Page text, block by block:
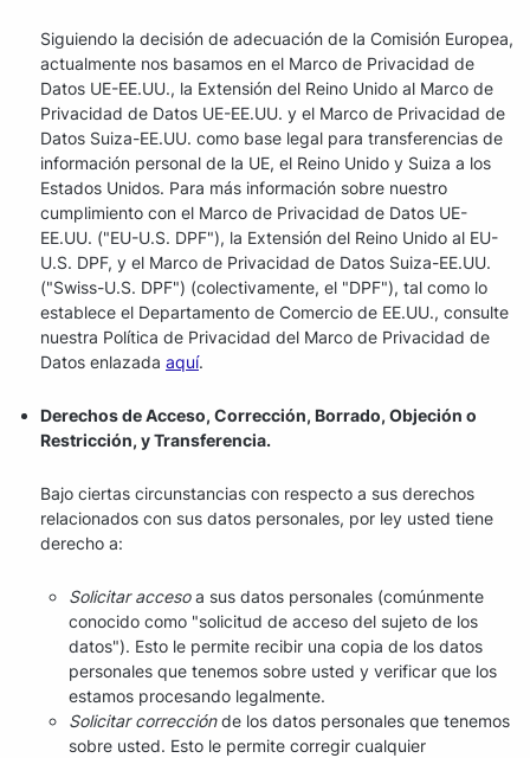
Siguiendo la decisión de adecuación de la Comisión Europea,
actualmente nos basamos en el Marco de Privacidad de
Datos UE-EE.UU., la Extensión del Reino Unido al Marco de
Privacidad de Datos UE-EE.UU. y el Marco de Privacidad de
Datos Suiza-EE.UU. como base legal para transferencias de
información personal de la UE, el Reino Unido y Suiza a los
Estados Unidos. Para más información sobre nuestro
cumplimiento con el Marco de Privacidad de Datos UE-
EE.UU. ("EU-U.S. DPF"), la Extensión del Reino Unido al EU-
U.S. DPF, y el Marco de Privacidad de Datos Suiza-EE.UU.
("Swiss-U.S. DPF") (colectivamente, el "DPF"), tal como lo
establece el Departamento de Comercio de EE.UU., consulte
nuestra Política de Privacidad del Marco de Privacidad de
Datos enlazada aquí.
Derechos de Acceso, Corrección, Borrado, Objeción o
Restricción, y Transferencia.
Bajo ciertas circunstancias con respecto a sus derechos
relacionados con sus datos personales, por ley usted tiene
derecho a:
Solicitar accesoa sus datos personales (comúnmente
conocido como "solicitud de acceso del sujeto de los
datos"). Esto le permite recibir una copia de los datos
personales que tenemos sobre usted y verificar que los
estamos procesando legalmente.
Solicitar correcciónde los datos personales que tenemos
sobre usted. Esto le permite corregir cualquier